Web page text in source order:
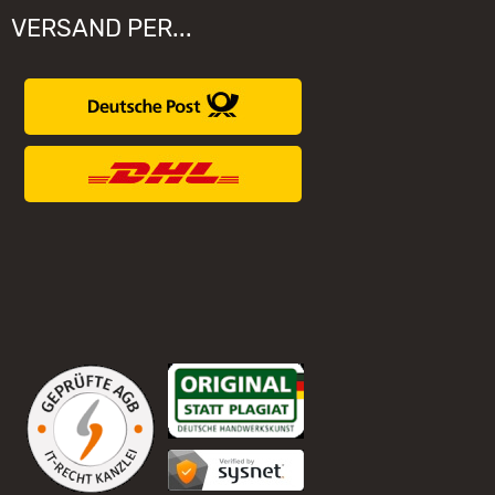
VERSAND PER...